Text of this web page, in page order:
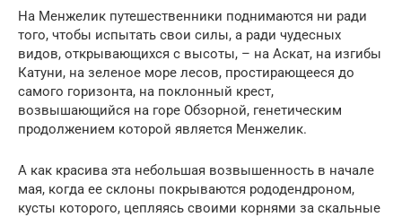
На Менжелик путешественники поднимаются ни ради
того, чтобы испытать свои силы, а ради чудесных
видов, открывающихся с высоты, – на Аскат, на изгибы
Катуни, на зеленое море лесов, простирающееся до
самого горизонта, на поклонный крест,
возвышающийся на горе Обзорной, генетическим
продолжением которой является Менжелик.
А как красива эта небольшая возвышенность в начале
мая, когда ее склоны покрываются рододендроном,
кусты которого, цепляясь своими корнями за скальные